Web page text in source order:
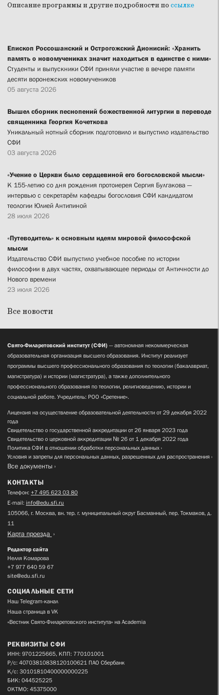
Описание программы и другие подробности по ссылке
Епископ Россошанский и Острогожский Дионисий: «Хранить
память о новомучениках значит находиться в единстве с ними»
Студенты и выпускники СФИ приняли участие в вечере памяти
десяти воронежских новомучеников
05 августа 2026
Вышел сборник песнопений божественной литургии в переводе
священника Георгия Кочеткова
Уникальный нотный сборник подготовило и выпустило издательство
СФИ
03 августа 2026
«Учение о Церкви было сердцевиной его богословской мысли»
К 155-летию со дня рождения протоиерея Сергия Булгакова —
интервью с секретарём кафедры богословия СФИ кандидатом
теологии Юлией Антипиной
28 июля 2026
«Путеводитель» к основным идеям мировой философской
мысли
Издательство СФИ выпустило учебное пособие по истории
философии в двух частях, охватывающее периоды от Античности до
Нового времени
23 июля 2026
Все новости
Свято-Филаретовский институт (СФИ) — автономная некоммерческая
образовательная организация высшего образования. Институт реализует
программы высшего профессионального образования по теологии (бакалавриат,
магистратура) и истории (магистратура), а также дополнительного
профессионального образования по теологии, религиоведению, истории и
социальной работе. Учредитель: РОО «Сретение».
Лицензия на осуществление образовательной деятельности от 29 декабря 2022
года
Свидетельство о государственной аккредитации от 26 января 2023 года
Свидетельство о церковной аккредитации № 26 от 1 декабря 2022 года
Политика СФИ в отношении обработки персональных данных
Условия и запреты для персональных данных, разрешенных для распространения
Все документы
КОНТАКТЫ
Телефон: +7 495 623 03 80
E-mail: info@edu.sfi.ru
105066, г. Москва, вн. тер. г. муниципальный округ Басманный, пер. Токмаков, д.
11
Карта проезда
Редактор сайта
Нелля Комарова
+7 977 640 59 67
site@edu.sfi.ru
СОЦИАЛЬНЫЕ СЕТИ
Наш Telegram-канал
Наша страница в VK
«Вестник Свято-Филаретовского института» на Academia
РЕКВИЗИТЫ СФИ
ИНН: 9701225665, КПП: 770101001
Р/с: 40703810838120100621 ПАО Сбербанк
К/с: 30101810400000000225
БИК: 044525225
ОКТМО: 45375000